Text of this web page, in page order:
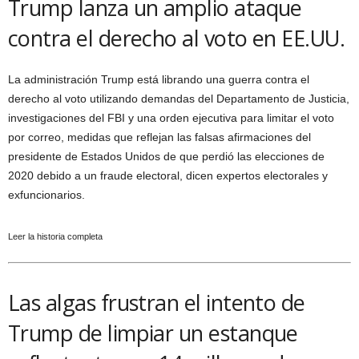
Trump lanza un amplio ataque
contra el derecho al voto en EE.UU.
La administración Trump está librando una guerra contra el
derecho al voto utilizando demandas del Departamento de Justicia,
investigaciones del FBI y una orden ejecutiva para limitar el voto
por correo, medidas que reflejan las falsas afirmaciones del
presidente de Estados Unidos de que perdió las elecciones de
2020 debido a un fraude electoral, dicen expertos electorales y
exfuncionarios.
Leer la historia completa
Las algas frustran el intento de
Trump de limpiar un estanque